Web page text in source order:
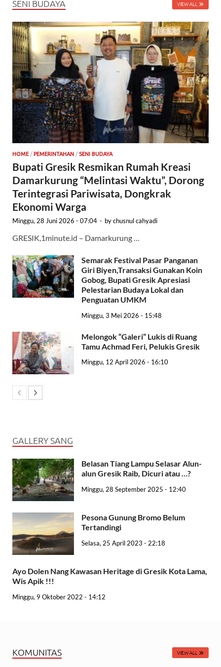
SENI BUDAYA VIEW ALL
HOME / PEMERINTAHAN / SENI BUDAYA
Bupati Gresik Resmikan Rumah Kreasi
Damarkurung “Melintasi Waktu”, Dorong
Terintegrasi Pariwisata, Dongkrak
Ekonomi Warga
Minggu, 28 Juni 2026 - 07:04 - bychusnul cahyadi
GRESIK,1minute.id – Damarkurung …
Semarak Festival Pasar Panganan
Giri Biyen,Transaksi Gunakan Koin
Gobog, Bupati Gresik Apresiasi
Pelestarian Budaya Lokal dan
Penguatan UMKM
Minggu, 3 Mei 2026 - 15:48
Melongok “Galeri” Lukis di Ruang
Tamu Achmad Feri, Pelukis Gresik
Minggu, 12 April 2026 - 16:10
GALLERY SANG
Belasan Tiang Lampu Selasar Alun-
alun Gresik Raib, Dicuri atau …?
Minggu, 28 September 2025 - 12:40
Pesona Gunung Bromo Belum
Tertandingi
Selasa, 25 April 2023 - 22:18
Ayo Dolen Nang Kawasan Heritage di Gresik Kota Lama,
Wis Apik !!!
Minggu, 9 Oktober 2022 - 14:12
KOMUNITAS VIEW ALL